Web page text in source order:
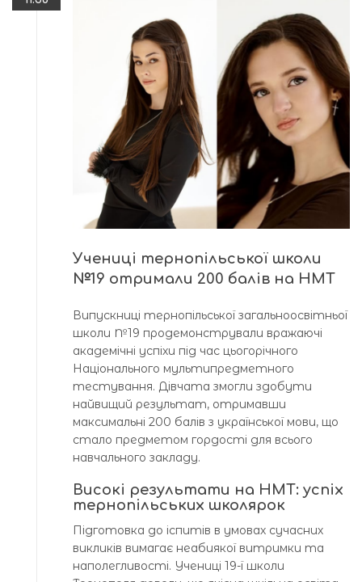
Учениці тернопільської школи
№19 отримали 200 балів на НМТ
Випускниці тернопільської загальноосвітньої
школи №19 продемонстрували вражаючі
академічні успіхи під час цьогорічного
Національного мультипредметного
тестування. Дівчата змогли здобути
найвищий результат, отримавши
максимальні 200 балів з української мови, що
стало предметом гордості для всього
навчального закладу.
Високі результати на НМТ: успіх
тернопільських школярок
Підготовка до іспитів в умовах сучасних
викликів вимагає неабиякої витримки та
наполегливості. Учениці 19-ї школи